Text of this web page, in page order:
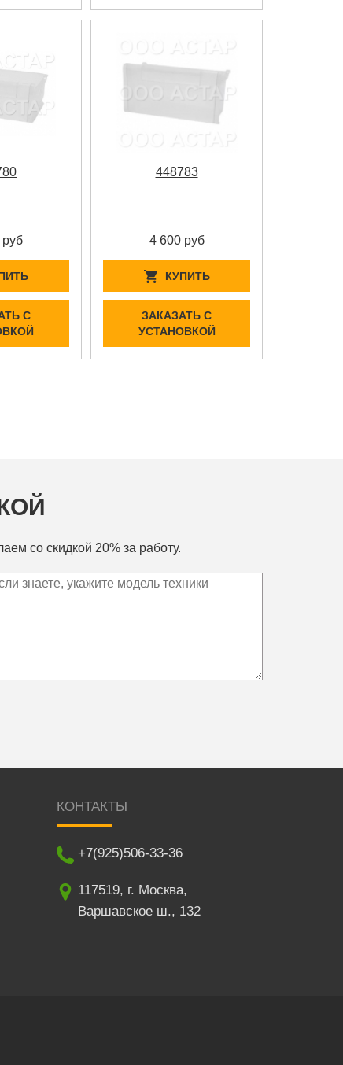
С
448783
4 600 руб
КУПИТЬ
ЗАКАЗАТЬ С
УСТАНОВКОЙ
со скидкой 20% за работу.
КОНТАКТЫ
+7(925)506-33-36
117519, г. Москва,
Варшавское ш., 132